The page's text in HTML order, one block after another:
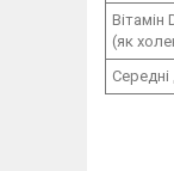
Вітамін
(як
Середні